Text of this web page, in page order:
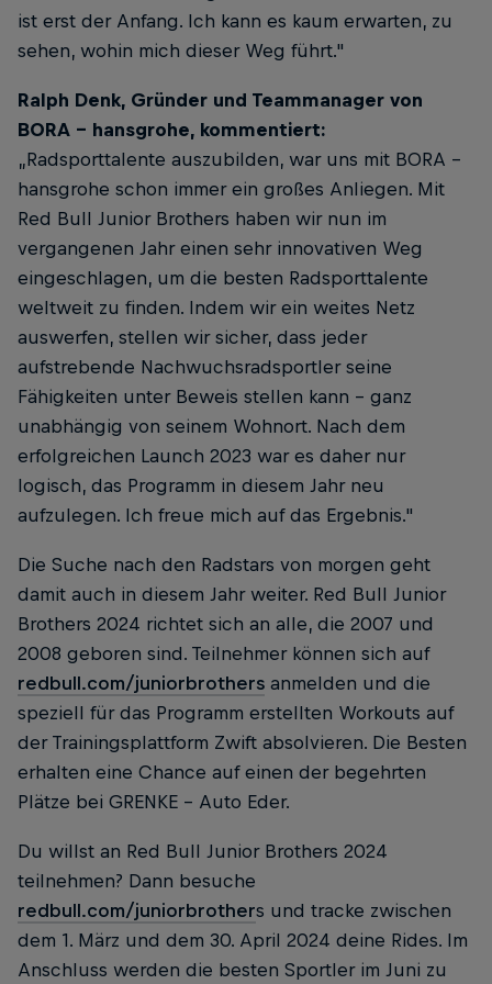
ist erst der Anfang. Ich kann es kaum erwarten, zu
sehen, wohin mich dieser Weg führt."
Ralph Denk, Gründer und Teammanager von
BORA - hansgrohe, kommentiert:
„Radsporttalente auszubilden, war uns mit BORA -
hansgrohe schon immer ein großes Anliegen. Mit
Red Bull Junior Brothers haben wir nun im
vergangenen Jahr einen sehr innovativen Weg
eingeschlagen, um die besten Radsporttalente
weltweit zu finden. Indem wir ein weites Netz
auswerfen, stellen wir sicher, dass jeder
aufstrebende Nachwuchsradsportler seine
Fähigkeiten unter Beweis stellen kann – ganz
unabhängig von seinem Wohnort. Nach dem
erfolgreichen Launch 2023 war es daher nur
logisch, das Programm in diesem Jahr neu
aufzulegen. Ich freue mich auf das Ergebnis."
Die Suche nach den Radstars von morgen geht
damit auch in diesem Jahr weiter. Red Bull Junior
Brothers 2024 richtet sich an alle, die 2007 und
2008 geboren sind. Teilnehmer können sich auf
redbull.com/juniorbrothers anmelden und die
speziell für das Programm erstellten Workouts auf
der Trainingsplattform Zwift absolvieren. Die Besten
erhalten eine Chance auf einen der begehrten
Plätze bei GRENKE - Auto Eder.
Du willst an Red Bull Junior Brothers 2024
teilnehmen? Dann besuche
redbull.com/juniorbrothers und tracke zwischen
dem 1. März und dem 30. April 2024 deine Rides. Im
Anschluss werden die besten Sportler im Juni zu